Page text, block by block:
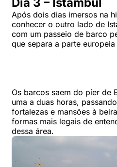
Após dois dias imersos na
conhecer o outro lado de
com um passeio de barco
que separa a parte
Os barcos saem do píer de
uma a duas horas,
fortalezas e mansões à
formas mais legais de
dessa área.